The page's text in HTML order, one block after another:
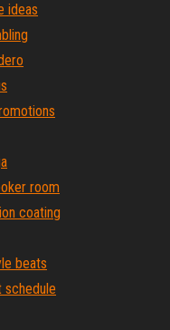
ideas
room
coating
beats
schedule